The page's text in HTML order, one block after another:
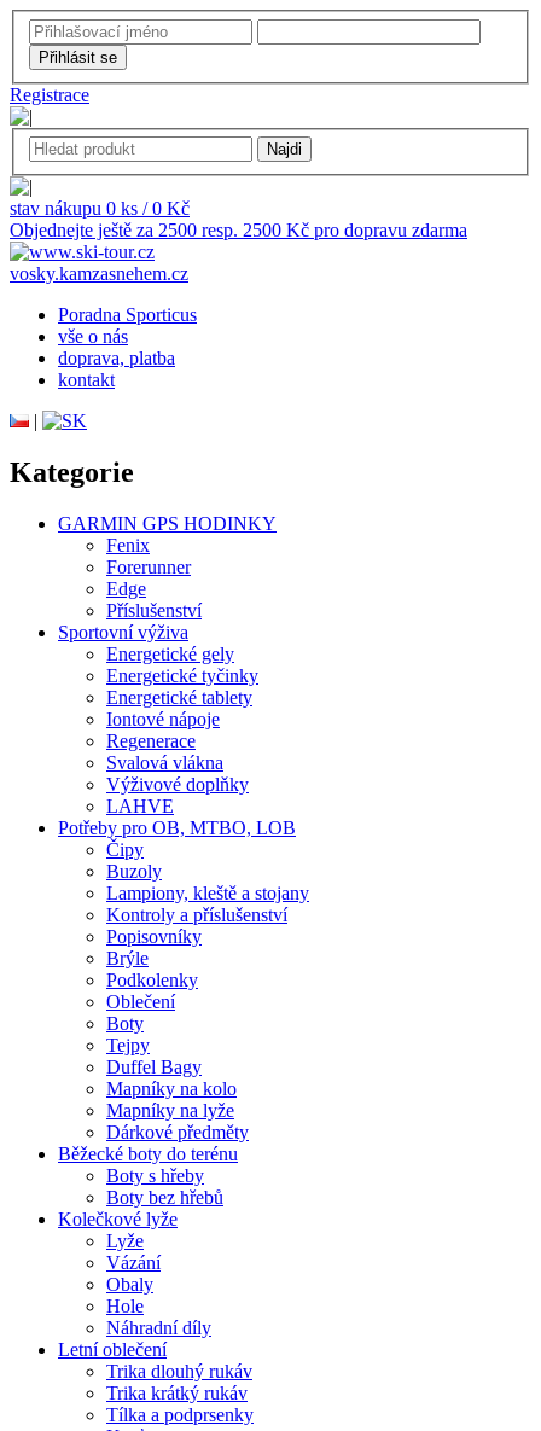
Registrace
stav nákupu 0 ks / 0 Kč
Objednejte ještě za 2500 resp. 2500 Kč pro dopravu zdarma
vosky.kamzasnehem.cz
Poradna Sporticus
vše o nás
doprava, platba
kontakt
|
Kategorie
GARMIN GPS HODINKY
Fenix
Forerunner
Edge
Příslušenství
Sportovní výživa
Energetické gely
Energetické tyčinky
Energetické tablety
Iontové nápoje
Regenerace
Svalová vlákna
Výživové doplňky
LAHVE
Potřeby pro OB, MTBO, LOB
Čipy
Buzoly
Lampiony, kleště a stojany
Kontroly a příslušenství
Popisovníky
Brýle
Podkolenky
Oblečení
Boty
Tejpy
Duffel Bagy
Mapníky na kolo
Mapníky na lyže
Dárkové předměty
Běžecké boty do terénu
Boty s hřeby
Boty bez hřebů
Kolečkové lyže
Lyže
Vázání
Obaly
Hole
Náhradní díly
Letní oblečení
Trika dlouhý rukáv
Trika krátký rukáv
Tílka a podprsenky